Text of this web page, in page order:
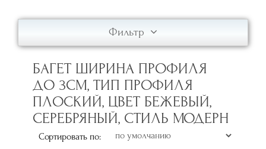
Фильтр
БАГЕТ ШИРИНА ПРОФИЛЯ
ДО 3СМ, ТИП ПРОФИЛЯ
ПЛОСКИЙ, ЦВЕТ БЕЖЕВЫЙ,
СЕРЕБРЯНЫЙ, СТИЛЬ МОДЕРН
Сортировать по: